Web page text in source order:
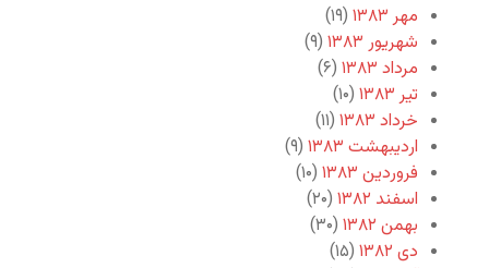
مهر ۱۳۸۳
(۱۹)
شهریور ۱۳۸۳
(۹)
مرداد ۱۳۸۳
(۶)
تیر ۱۳۸۳
(۱۰)
خرداد ۱۳۸۳
(۱۱)
اردیبهشت ۱۳۸۳
(۹)
فروردین ۱۳۸۳
(۱۰)
اسفند ۱۳۸۲
(۲۰)
بهمن ۱۳۸۲
(۳۰)
دی ۱۳۸۲
(۱۵)